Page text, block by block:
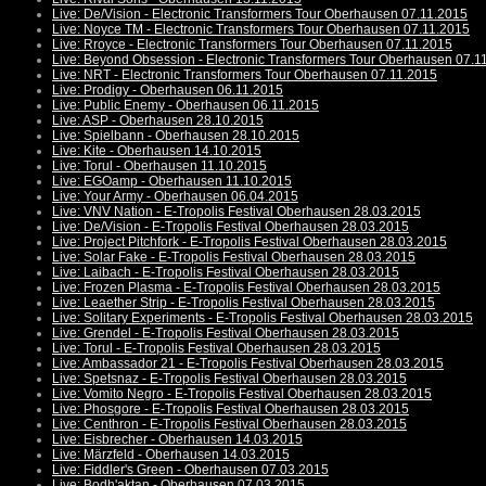
Live: De/Vision - Electronic Transformers Tour Oberhausen 07.11.2015
Live: Noyce TM - Electronic Transformers Tour Oberhausen 07.11.2015
Live: Rroyce - Electronic Transformers Tour Oberhausen 07.11.2015
Live: Beyond Obsession - Electronic Transformers Tour Oberhausen
Live: NRT - Electronic Transformers Tour Oberhausen 07.11.2015
Live: Prodigy - Oberhausen 06.11.2015
Live: Public Enemy - Oberhausen 06.11.2015
Live: ASP - Oberhausen 28.10.2015
Live: Spielbann - Oberhausen 28.10.2015
Live: Kite - Oberhausen 14.10.2015
Live: Torul - Oberhausen 11.10.2015
Live: EGOamp - Oberhausen 11.10.2015
Live: Your Army - Oberhausen 06.04.2015
Live: VNV Nation - E-Tropolis Festival Oberhausen 28.03.2015
Live: De/Vision - E-Tropolis Festival Oberhausen 28.03.2015
Live: Project Pitchfork - E-Tropolis Festival Oberhausen 28.03.2015
Live: Solar Fake - E-Tropolis Festival Oberhausen 28.03.2015
Live: Laibach - E-Tropolis Festival Oberhausen 28.03.2015
Live: Frozen Plasma - E-Tropolis Festival Oberhausen 28.03.2015
Live: Leaether Strip - E-Tropolis Festival Oberhausen 28.03.2015
Live: Solitary Experiments - E-Tropolis Festival Oberhausen 28.03.2015
Live: Grendel - E-Tropolis Festival Oberhausen 28.03.2015
Live: Torul - E-Tropolis Festival Oberhausen 28.03.2015
Live: Ambassador 21 - E-Tropolis Festival Oberhausen 28.03.2015
Live: Spetsnaz - E-Tropolis Festival Oberhausen 28.03.2015
Live: Vomito Negro - E-Tropolis Festival Oberhausen 28.03.2015
Live: Phosgore - E-Tropolis Festival Oberhausen 28.03.2015
Live: Centhron - E-Tropolis Festival Oberhausen 28.03.2015
Live: Eisbrecher - Oberhausen 14.03.2015
Live: Märzfeld - Oberhausen 14.03.2015
Live: Fiddler's Green - Oberhausen 07.03.2015